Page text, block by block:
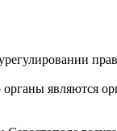
являются